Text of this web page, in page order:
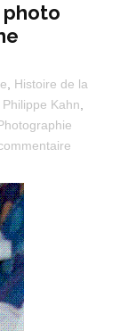
photo
Histoire de la
Philippe Kahn